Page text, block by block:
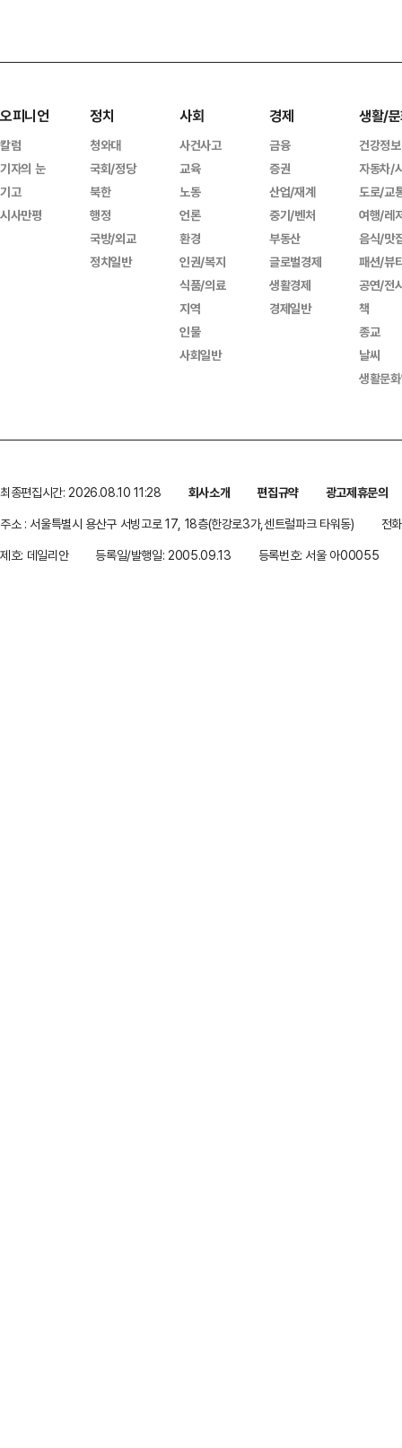
오피니언
칼럼
기자의 눈
기고
시사만평
정치
청와대
국회/정당
북한
행정
국방/외교
정치일반
사회
사건사고
교육
노동
언론
환경
인권/복지
식품/의료
지역
인물
사회일반
경제
금융
증권
산업/재계
중기/벤처
부동산
글로벌경제
생활경제
경제일반
생활/
건강정보
자동차/
도로/교
여행/레
음식/맛
패션/뷰
공연/전
책
종교
날씨
생활문
최종편집시간: 2026.08.10 11:28 회사소개 편집규약
광고제휴문의
주소 : 서울특별시 용산구 서빙고로 17, 18층(한강로3가,센트럴파크 타워동)
전
제호: 데일리안
등록일/발행일: 2005.09.13 등록번호: 서울 아00055